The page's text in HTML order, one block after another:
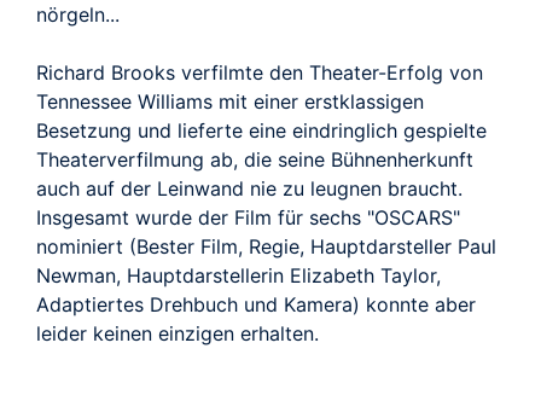
nörgeln...
Richard Brooks verfilmte den Theater-Erfolg von
Tennessee Williams mit einer erstklassigen
Besetzung und lieferte eine eindringlich gespielte
Theaterverfilmung ab, die seine Bühnenherkunft
auch auf der Leinwand nie zu leugnen braucht.
Insgesamt wurde der Film für sechs "OSCARS"
nominiert (Bester Film, Regie, Hauptdarsteller Paul
Newman, Hauptdarstellerin Elizabeth Taylor,
Adaptiertes Drehbuch und Kamera) konnte aber
leider keinen einzigen erhalten.